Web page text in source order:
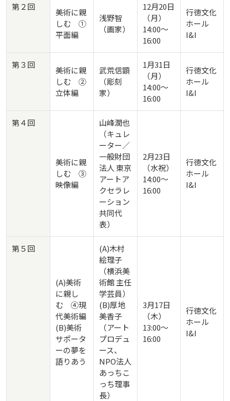
第２回
美術に親
しむ ①
平面編
浅野智
（画家）
12月20日
（月）
14:00～
16:00
行徳文化
ホール
I&I
第３回
美術に親
しむ ②
立体編
武荒信顕
（彫刻
家）
1月31日
（月）
14:00～
16:00
行徳文化
ホール
I&I
第４回
美術に親
しむ ③
映像編
山峰潤也
（キュレ
ーター／
一般財団
法人 東京
アートア
クセラレ
ーション
共同代
表）
2月23日
（水祝）
14:00～
16:00
行徳文化
ホール
I&I
第５回
(A)美術
に親し
む ④現
代美術編
(B)美術
サポータ
ーの夢を
語りあう
(A)木村
絵理子
（横浜美
術館 主任
学芸員）
(B)厚地
美香子
（アート
プロデュ
ース、
NPO法人
あっちこ
っち理事
長）
3月17日
（木）
13:00～
16:00
行徳文化
ホール
I&I